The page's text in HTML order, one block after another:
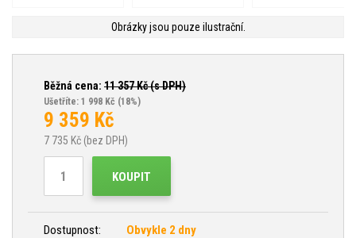
Obrázky jsou pouze ilustrační.
Běžná cena: 11 357Kč (s DPH)
Ušetříte: 1 998 Kč (18%)
9 359 Kč
7 735 Kč (bez DPH)
KOUPIT
Dostupnost:
Obvykle 2 dny